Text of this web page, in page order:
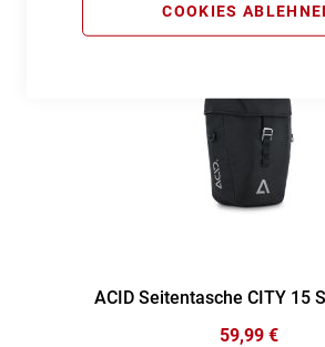
COOKIES
ACID Seitentasche CITY 15
59,99 €